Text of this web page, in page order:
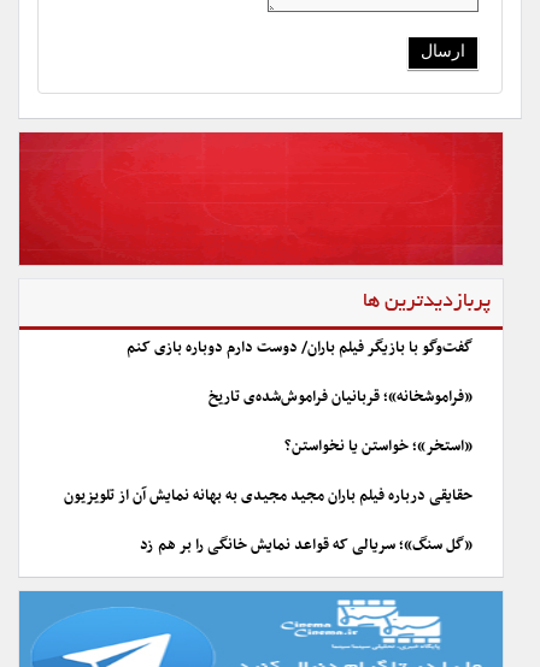
پربازدیدترین ها
گفت‌وگو با بازیگر فیلم باران/ دوست دارم دوباره بازی کنم
«فراموشخانه»؛ قربانیان فراموش‌شده‌ی تاریخ
«استخر»؛ خواستن یا نخواستن؟
حقایقی درباره فیلم باران مجید مجیدی به بهانه نمایش آن از تلویزیون
«گل سنگ»؛ سریالی که قواعد نمایش خانگی را بر هم زد